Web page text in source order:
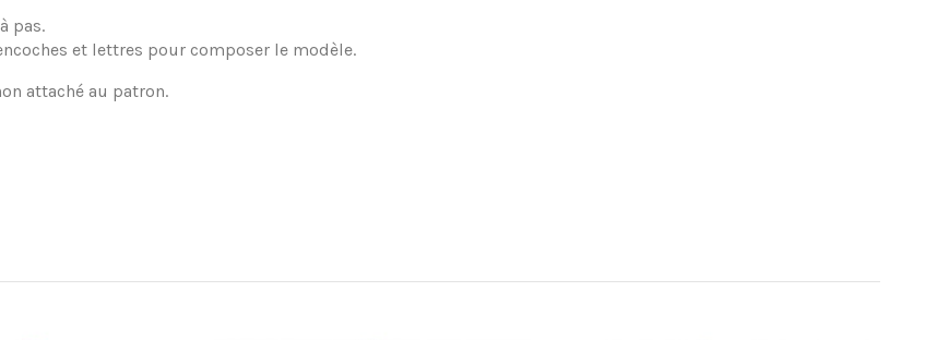
pas.
et lettres pour composer le modèle.
attaché au patron.